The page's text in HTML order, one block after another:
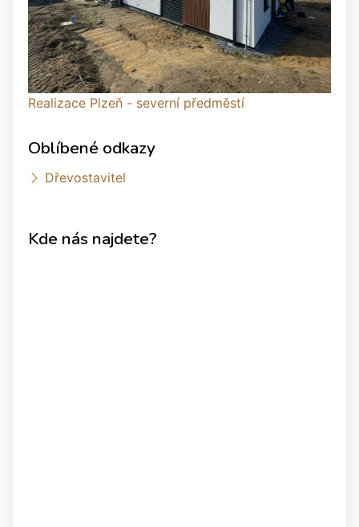
Realizace Plzeň - severní předměstí
Oblíbené odkazy
Dřevostavitel
Kde nás najdete?